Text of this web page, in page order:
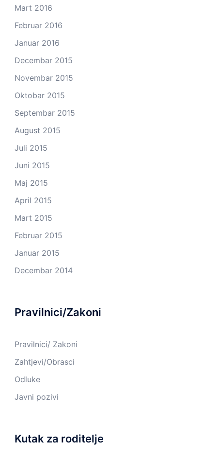
Mart 2016
Februar 2016
Januar 2016
Decembar 2015
Novembar 2015
Oktobar 2015
Septembar 2015
August 2015
Juli 2015
Juni 2015
Maj 2015
April 2015
Mart 2015
Februar 2015
Januar 2015
Decembar 2014
Pravilnici/Zakoni
Pravilnici/ Zakoni
Zahtjevi/Obrasci
Odluke
Javni pozivi
Kutak za roditelje